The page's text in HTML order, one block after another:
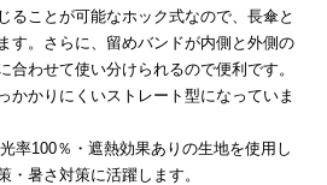
ることが可能なホック式なので、長傘と
す。さらに、留めバンドが内側と外側の
合わせて使い分けられるので便利です。
かかりにくいストレート型になっていま
率100％・遮熱効果ありの生地を使用し
・暑さ対策に活躍します。